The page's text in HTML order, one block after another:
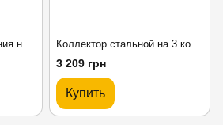
Коллектор для отопления на 4 контура Rehau HLV Коллектор стальной на 3 контура Rehau HLV
3 209 грн
Купить